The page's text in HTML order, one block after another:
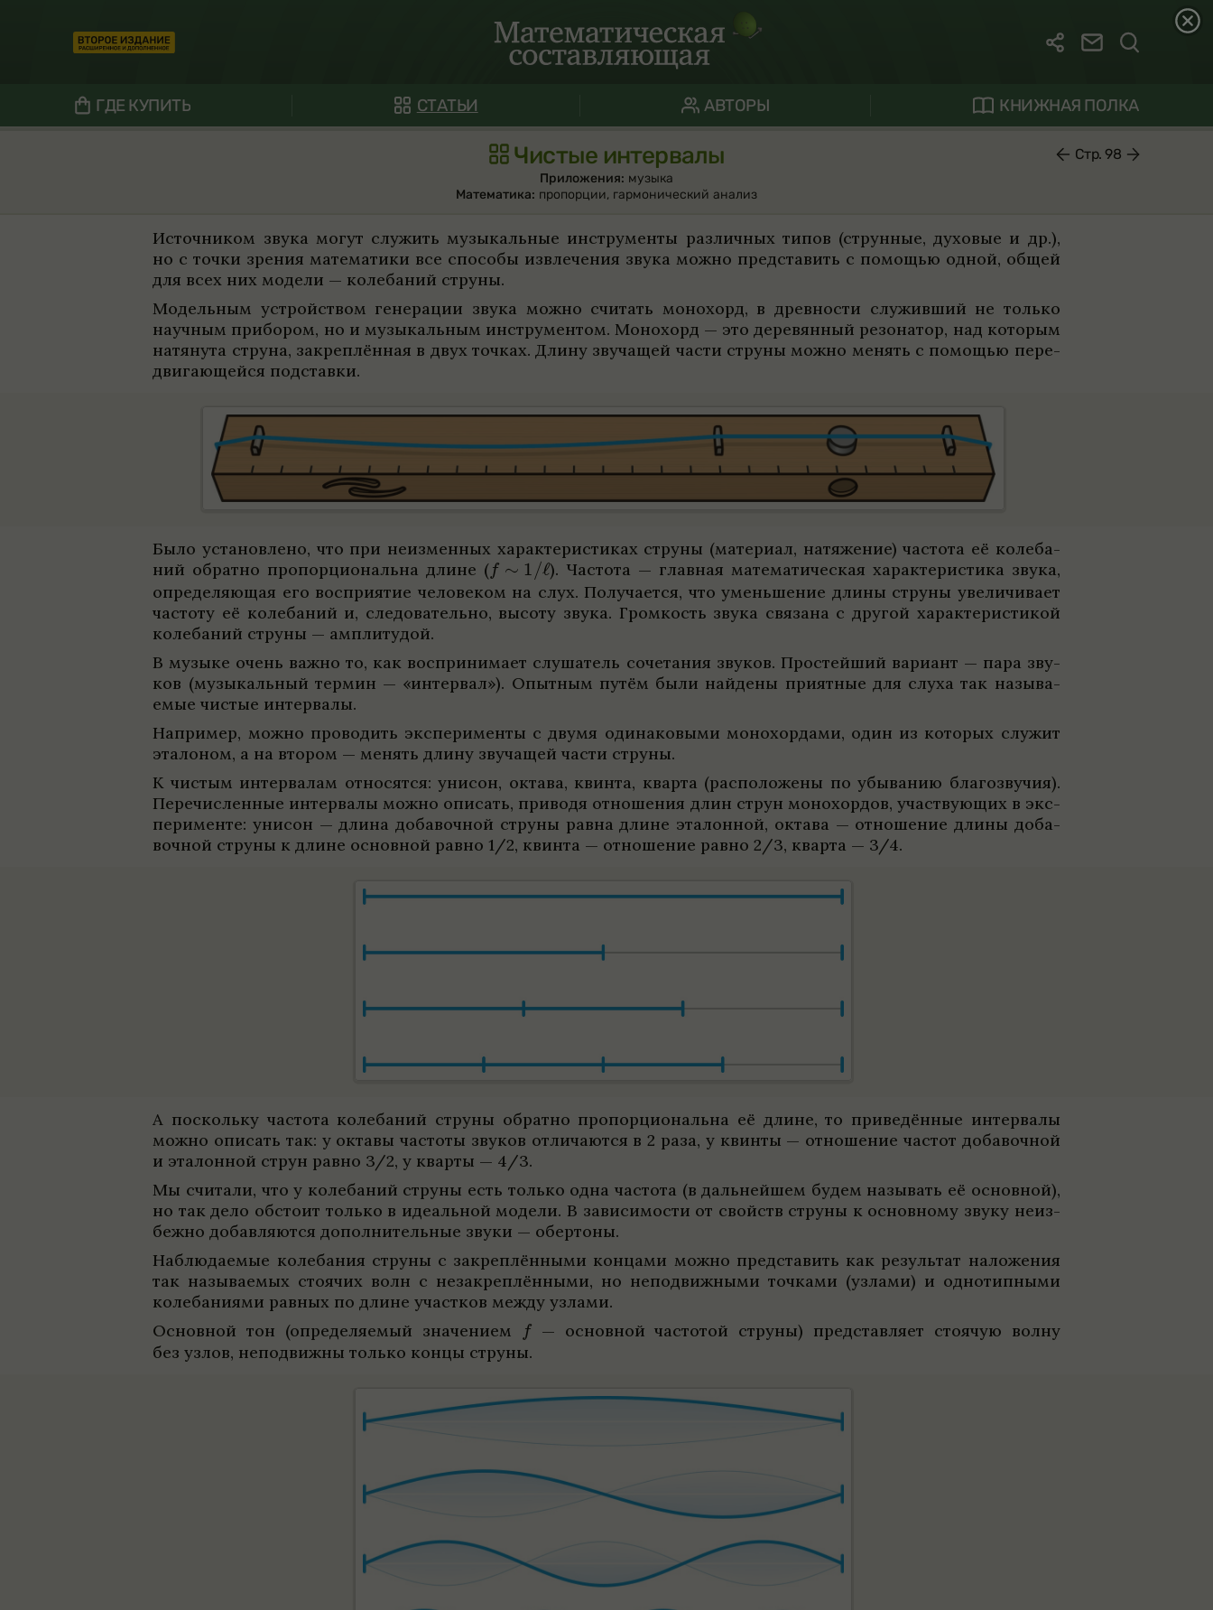
ГДЕ КУПИТЬ СТАТЬИ АВТОРЫ КНИЖНАЯ ПОЛКА
Чистые интервалы
Приложения: музыка
Математика: пропорции, гармонический анализ
Стр. 98
Источ­ни­ком звука могут служить музыкаль­ные инструменты раз­лич­ных типов (струн­ные, духо­вые и др.),
но с точки зре­ния матема­тики все спо­собы извле­че­ния звука можно пред­ста­вить с помощью одной, общей
для всех них модели — коле­ба­ний струны.
Модель­ным устройством гене­рации звука можно счи­тать моно­хорд, в древ­но­сти служивший не только
науч­ным при­бо­ром, но и музыкаль­ным инструмен­том. Моно­хорд — это дере­вян­ный резо­на­тор, над кото­рым
натя­нута струна, закреп­лён­ная в двух точ­ках. Длину зву­чащей части струны можно менять с помощью пере­
двигающейся под­ставки.
Было уста­нов­лено, что при неизмен­ных харак­те­ри­сти­ках струны (мате­риал, натяже­ние) частота её коле­ба­
ний обратно про­порци­о­нальна длине ( ). Частота — глав­ная матема­ти­че­ская харак­те­ри­стика звука,
опре­де­ляющая его воспри­я­тие чело­ве­ком на слух. Полу­ча­ется, что уменьше­ние длины струны уве­ли­чи­вает
частоту её коле­ба­ний и, сле­до­ва­тельно, высоту звука. Гром­кость звука свя­зана с дру­гой харак­те­ри­сти­кой
коле­ба­ний струны — ампли­ту­дой.
В музыке очень важно то, как воспри­нимает слуша­тель соче­та­ния зву­ков. Про­стейший вари­ант — пара зву­
ков (музыкаль­ный термин — «интер­вал»). Опыт­ным путём были най­дены при­ят­ные для слуха так назы­ва­
емые чистые интер­валы.
Напри­мер, можно про­во­дить экс­пе­рименты с двумя оди­на­ко­выми моно­хор­дами, один из кото­рых служит
эта­ло­ном, а на вто­ром — менять длину зву­чащей части струны.
К чистым интер­ва­лам отно­сятся: уни­сон, октава, квинта, кварта (рас­по­ложены по убы­ва­нию благо­зву­чия).
Пере­чис­лен­ные интер­валы можно опи­сать, при­водя отноше­ния длин струн моно­хор­дов, участ­вующих в экс­
пе­рименте: уни­сон — длина доба­воч­ной струны равна длине эта­лон­ной, октава — отноше­ние длины доба­
воч­ной струны к длине основ­ной равно 1/2, квинта — отноше­ние равно 2/3, кварта — 3/4.
А поскольку частота коле­ба­ний струны обратно про­порци­о­нальна её длине, то при­ве­дён­ные интер­валы
можно опи­сать так: у октавы частоты зву­ков отли­чаются в 2 раза, у квинты — отноше­ние частот доба­воч­ной
и эта­лон­ной струн равно 3/2, у кварты — 4/3.
Мы счи­тали, что у коле­ба­ний струны есть только одна частота (в даль­нейшем будем назы­вать её основ­ной),
но так дело обстоит только в иде­аль­ной модели. В зави­симо­сти от свойств струны к основ­ному звуку неиз­
бежно добав­ляются допол­ни­тель­ные звуки — обер­тоны.
Наблю­да­емые коле­ба­ния струны с закреп­лён­ными кон­цами можно пред­ста­вить как результат наложе­ния
так назы­ва­емых сто­я­чих волн с неза­креп­лён­ными, но непо­движ­ными точ­ками (узлами) и одно­тип­ными
коле­ба­ни­ями рав­ных по длине участ­ков между узлами.
Основ­ной тон (опре­де­ля­емый зна­че­нием
— основ­ной часто­той струны) пред­став­ляет сто­я­чую волну
без узлов, непо­движны только концы струны.